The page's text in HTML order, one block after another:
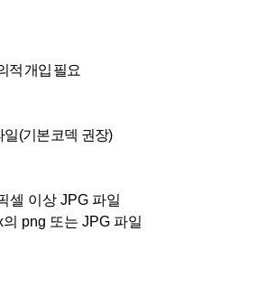
적 개입 필요
일(기본코덱 권장)
셀 이상 JPG 파일
png 또는 JPG 파일